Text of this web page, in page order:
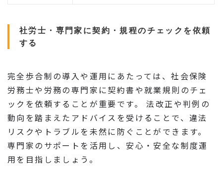
社労士・専門家に契約・規程のチェックを依頼
する
完全歩合制の導入や運用にあたっては、社会保険
労務士や労務の専門家に契約書や就業規則のチェ
ックを依頼することが重要です。 法改正や判例の
動向を踏まえたアドバイスを受けることで、違法
リスクやトラブルを未然に防ぐことができます。
専門家のサポートを活用し、安心・安全な制度運
用を目指しましょう。